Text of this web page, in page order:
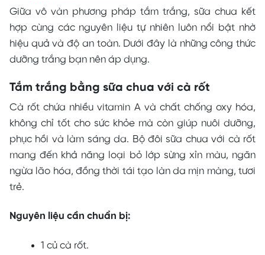
Giữa vô vàn phương pháp tắm trắng, sữa chua kết
hợp cùng các nguyên liệu tự nhiên luôn nổi bật nhờ
hiệu quả và độ an toàn. Dưới đây là những công thức
dưỡng trắng bạn nên áp dụng.
Tắm trắng bằng sữa chua với cà rốt
Cà rốt chứa nhiều vitamin A và chất chống oxy hóa,
không chỉ tốt cho sức khỏe mà còn giúp nuôi dưỡng,
phục hồi và làm sáng da. Bộ đôi sữa chua với cà rốt
mang đến khả năng loại bỏ lớp sừng xỉn màu, ngăn
ngừa lão hóa, đồng thời tái tạo làn da mịn màng, tươi
trẻ.
Nguyên liệu cần chuẩn bị:
1 củ cà rốt.